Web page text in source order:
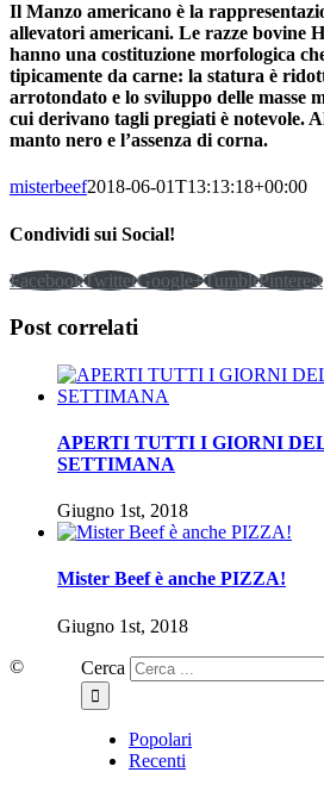
Il Manzo americano è la
allevatori americani. Le razze bovine
hanno una costituzione morfologica
tipicamente da carne: la statura è
arrotondato e lo sviluppo delle masse
cui derivano tagli pregiati è notevole.
manto nero e l’assenza di corna.
misterbeef2018-06-01T13:13:18+00:00
Condividi sui Social!
FacebookTwitterGoogle+TumblrPinterest
Post correlati
APERTI TUTTI I GIORNI
SETTIMANA
Giugno 1st, 2018
Mister Beef è anche PIZZA!
Giugno 1st, 2018
Cerca
Popolari
Recenti
©